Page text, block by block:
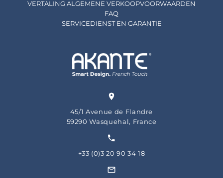
VERTALING ALGEMENE VERKOOPVOORWAARDEN
FAQ
SERVICEDIENST EN GARANTIE
45/1 Avenue de Flandre
59290 Wasquehal, France
+33 (0)3 20 90 34 18